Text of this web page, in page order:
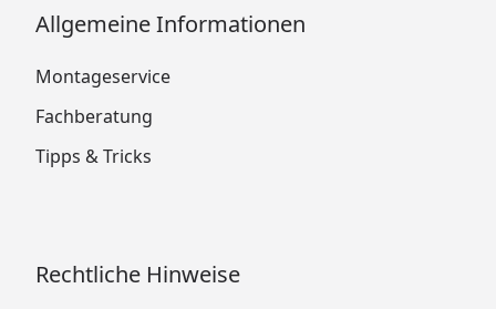
Allgemeine Informationen
Montageservice
Fachberatung
Tipps & Tricks
Rechtliche Hinweise